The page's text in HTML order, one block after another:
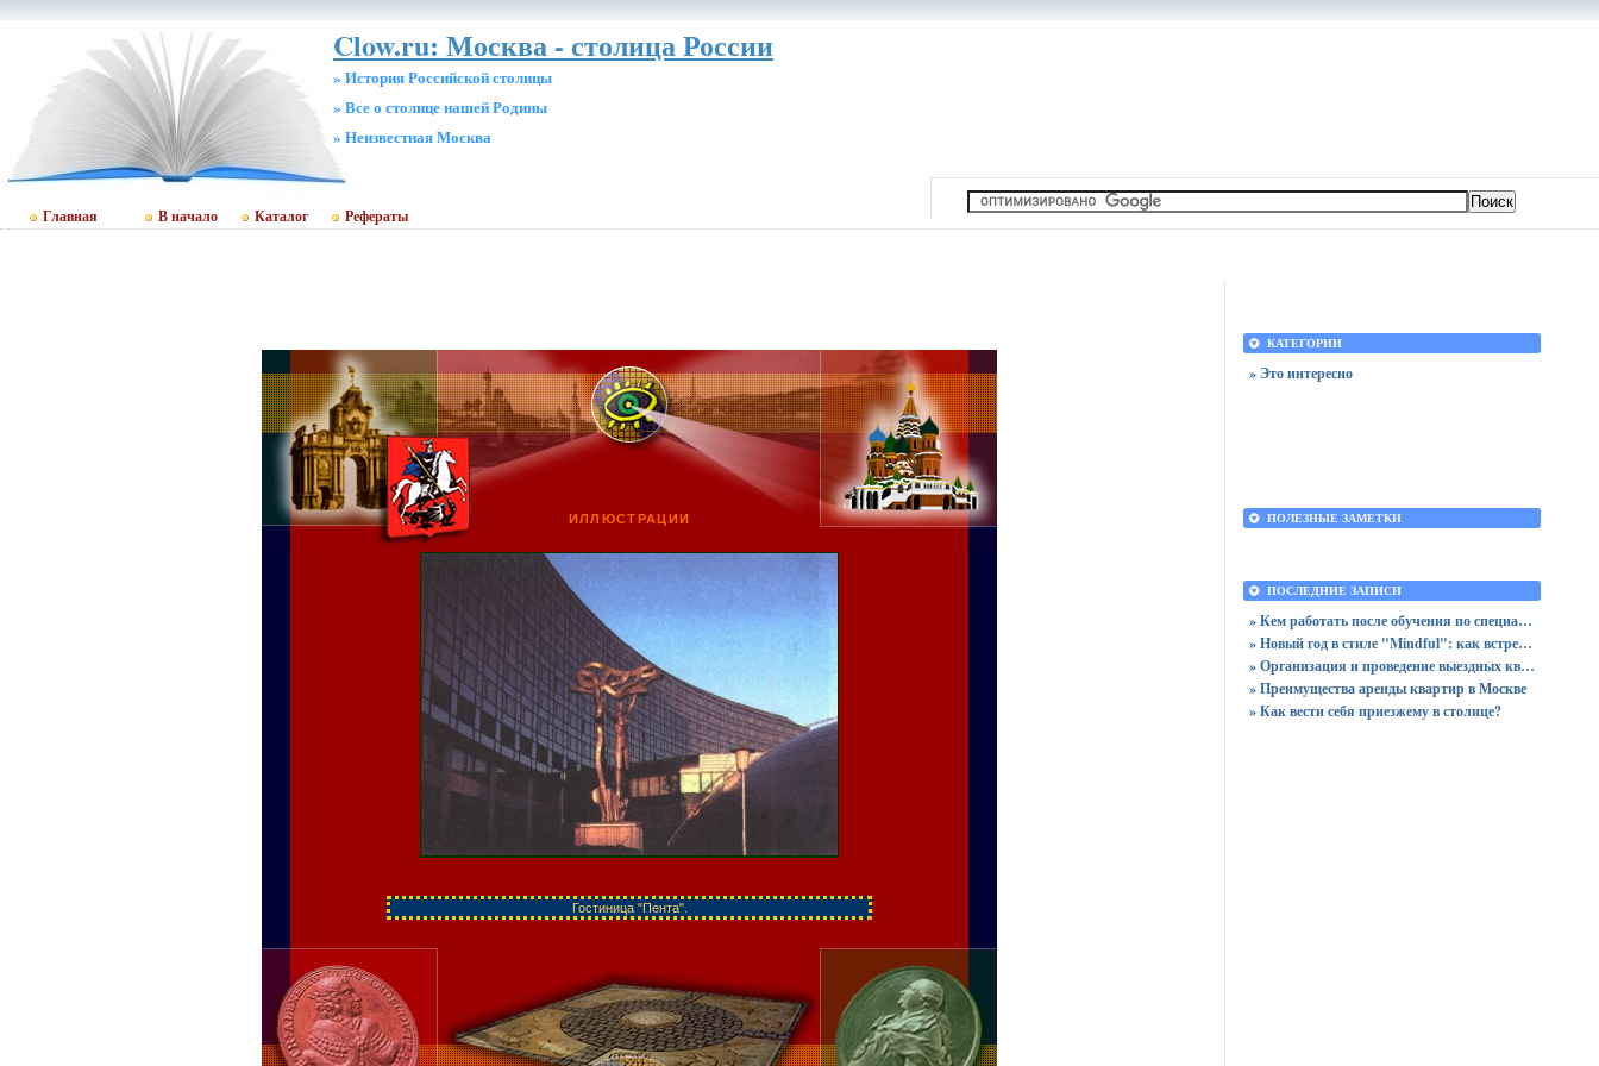
Clow.ru: Москва - столица России
» История Российской столицы
» Все о столице нашей Родины
» Неизвестная Москва
Главная В начало Каталог Рефераты
ИЛЛЮСТРАЦИИ
Гостиница "Пента".
КАТЕГОРИИ
» Это интересно
ПОЛЕЗНЫЕ ЗАМЕТКИ
ПОСЛЕДНИЕ ЗАПИСИ
» Кем работать после обучения по специальности «Логистика»
» Новый год в стиле "Mindful": как встретить праздник, оставшись в сознании
» Организация и проведение выездных квизов
» Преимущества аренды квартир в Москве
» Как вести себя приезжему в столице?